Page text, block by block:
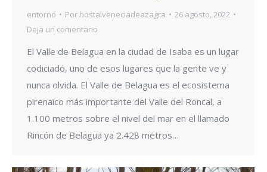
entorno Por hostalveneciadeazagra
26 agosto, 2022
Deja un comentario
El Valle de Belagua en la ciudad de Isaba es un lugar
codiciado, uno de esos lugares que la gente ve y
nunca olvida. El Valle de Belagua es el ecosistema
pirenaico más importante del Valle del Roncal, a
1.100 metros sobre el nivel del mar en el llamado
Rincón de Belagua ya 2.428 metros…